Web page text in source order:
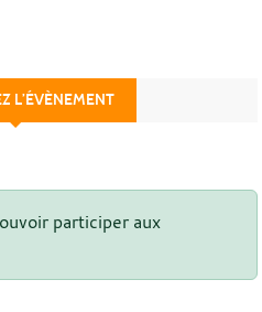
L’ÉVÈNEMENT
participer aux